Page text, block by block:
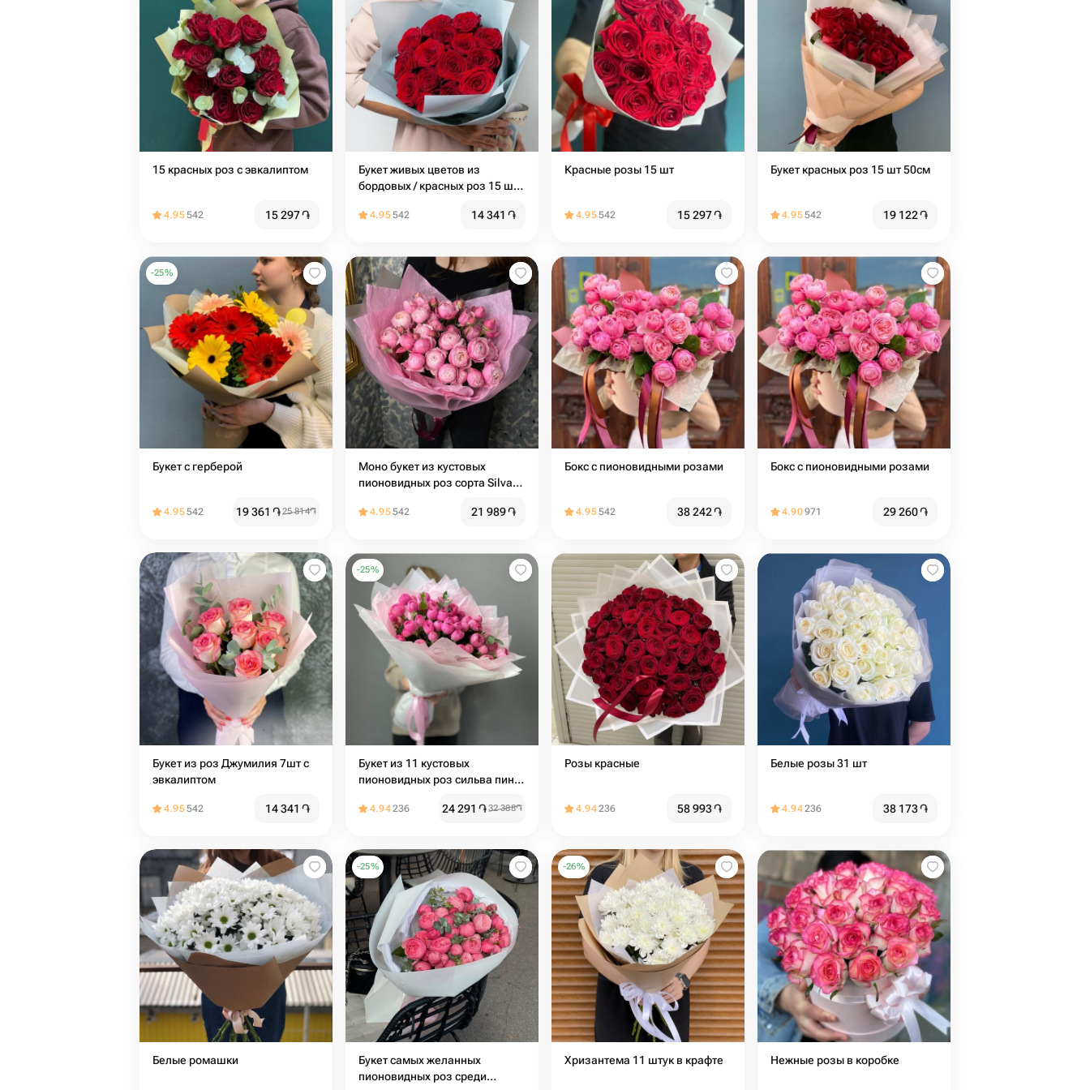
15 красных роз с эвкалиптом
4.95542 15 297֏
Букет живых цветов из
бордовых / красных роз 15 шт.
/ Букет роз
4.95542 14 341 ֏
Красные розы 15 шт
4.95542 15 297֏
Букет красных роз 15 шт 50см
4.95542 19 122֏
-25%
Букет с герберой
4.95542 19 361 ֏25 814֏
Моно букет из кустовых
пионовидных роз сорта Silva
4.95542 21 989֏
Бокс с пионовидными розами
4.95542 38 242֏
Бокс с пионовидными розами
4.90971 29 260֏
Букет из роз Джумилия 7шт с
эвкалиптом
4.95542 14 341 ֏
-25%
Букет из 11 кустовых
пионовидных роз сильва пинк
4.94236 24 291 ֏32 388֏
Розы красные
4.94236 58 993֏
Белые розы 31 шт
4.94236 38 173֏
Белые ромашки
-25%
Букет самых желанных
пионовидных роз среди
-26%
Хризантема 11 штук в крафте Нежные розы в коробке